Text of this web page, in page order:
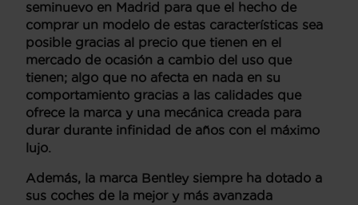
seminuevo en Madrid para que el hecho de
comprar un modelo de estas características sea
posible gracias al precio que tienen en el
mercado de ocasión a cambio del uso que
tienen; algo que no afecta en nada en su
comportamiento gracias a las calidades que
ofrece la marca y una mecánica creada para
durar durante infinidad de años con el máximo
lujo.
Además, la marca Bentley siempre ha dotado a
sus coches de la mejor y más avanzada